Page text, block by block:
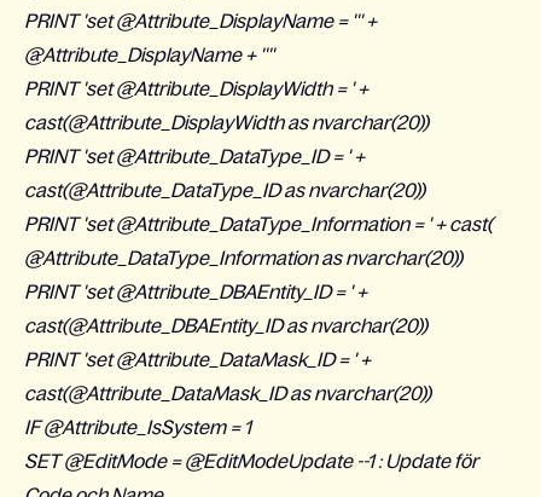
PRINT 'set @Attribute_DisplayName = ''' +
@Attribute_DisplayName + ''''
PRINT 'set @Attribute_DisplayWidth = ' +
cast(@Attribute_DisplayWidth as nvarchar(20))
PRINT 'set @Attribute_DataType_ID = ' +
cast(@Attribute_DataType_ID as nvarchar(20))
PRINT 'set @Attribute_DataType_Information = ' + cast(
@Attribute_DataType_Information as nvarchar(20))
PRINT 'set @Attribute_DBAEntity_ID = ' +
cast(@Attribute_DBAEntity_ID as nvarchar(20))
PRINT 'set @Attribute_DataMask_ID = ' +
cast(@Attribute_DataMask_ID as nvarchar(20))
IF @Attribute_IsSystem = 1
SET @EditMode = @EditModeUpdate --1 : Update för